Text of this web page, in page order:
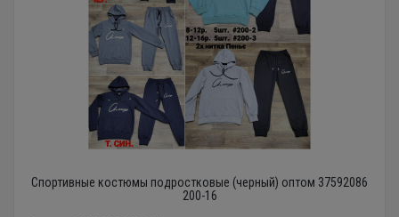
Спортивные костюмы подростковые (черный) оптом 37592086
200-16